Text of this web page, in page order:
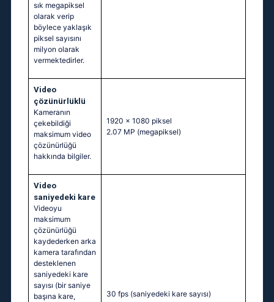
sık megapiksel
olarak verip
böylece yaklaşık
piksel sayısını
milyon olarak
vermektedirler.
Video
çözünürlüklü
Kameranın
çekebildiği
maksimum video
çözünürlüğü
hakkında bilgiler.
1920 x 1080 piksel
2.07 MP (megapiksel)
Video
saniyedeki kare
Videoyu
maksimum
çözünürlüğü
kaydederken arka
kamera tarafından
desteklenen
saniyedeki kare
sayısı (bir saniye
başına kare,
30 fps (saniyedeki kare sayısı)